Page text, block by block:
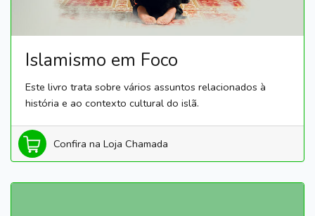
Islamismo em Foco
Este livro trata sobre vários assuntos relacionados à
história e ao contexto cultural do islã.
Confira na Loja Chamada